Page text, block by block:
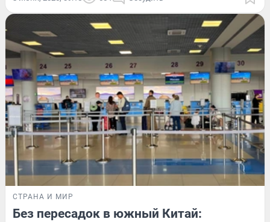
СТРАНА И МИР
Без пересадок в южный Китай: